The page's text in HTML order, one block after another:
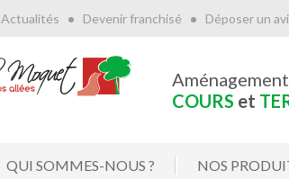
Actualités Devenir franchisé Déposer un
Aménagement
COURS et
QUI SOMMES-NOUS ? NOS